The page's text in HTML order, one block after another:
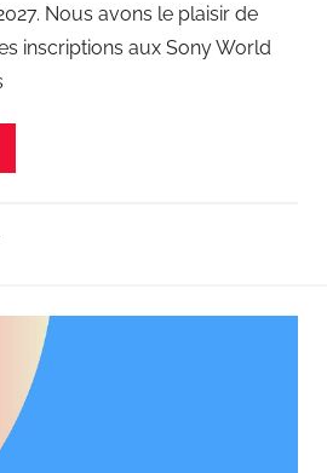
Nous avons le plaisir de
inscriptions aux Sony World